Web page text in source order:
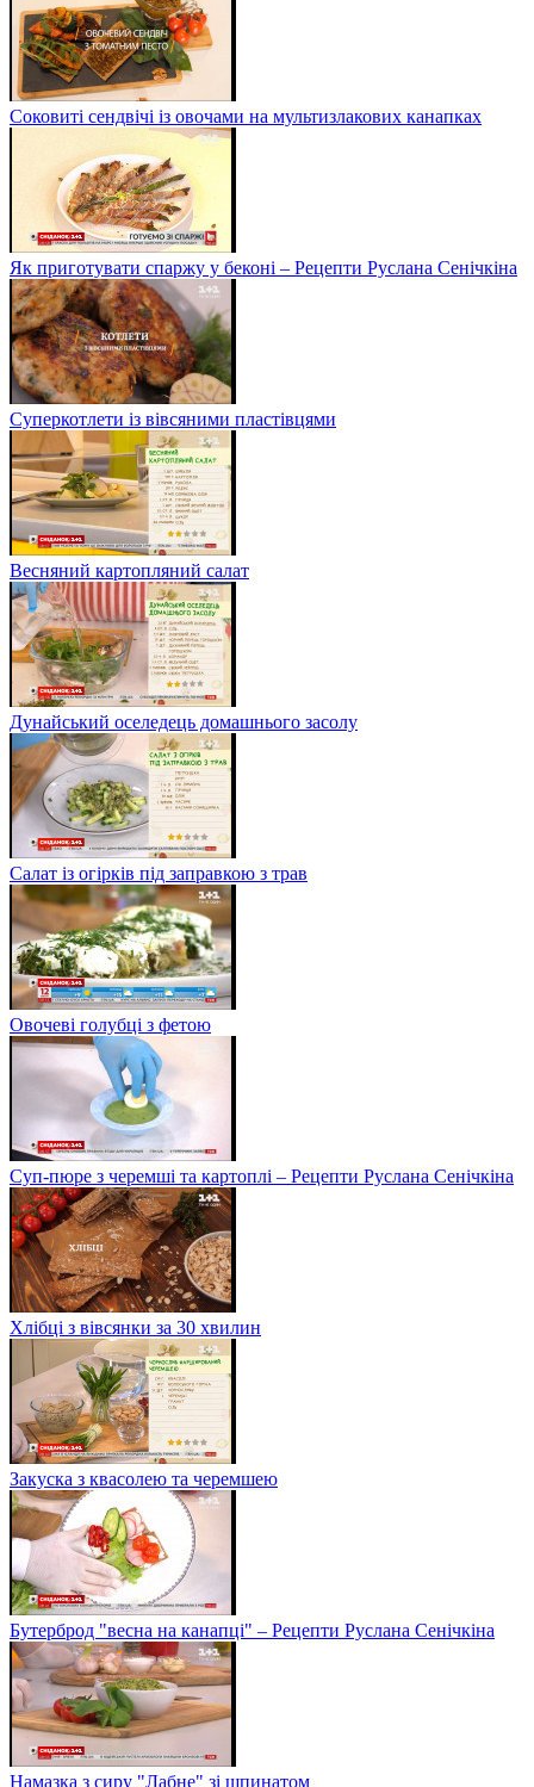
Соковиті сендвічі із овочами на мультизлакових канапках
Як приготувати спаржу у беконі – Рецепти Руслана Сенічкіна
Суперкотлети із вівсяними пластівцями
Весняний картопляний салат
Дунайський оселедець домашнього засолу
Салат із огірків під заправкою з трав
Овочеві голубці з фетою
Суп-пюре з черемші та картоплі – Рецепти Руслана Сенічкіна
Хлібці з вівсянки за 30 хвилин
Закуска з квасолею та черемшею
Бутерброд "весна на канапці" – Рецепти Руслана Сенічкіна
Намазка з сиру "Лабне" зі шпинатом